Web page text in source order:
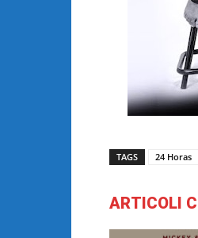
TAGS 24 Horas
ARTICOLI